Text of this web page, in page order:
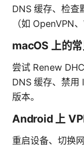
DNS 缓存、检查
（如 OpenVPN
macOS 上的常
尝试 Renew
DNS 缓存、禁用
版本。
Android 上
重启设备、切换